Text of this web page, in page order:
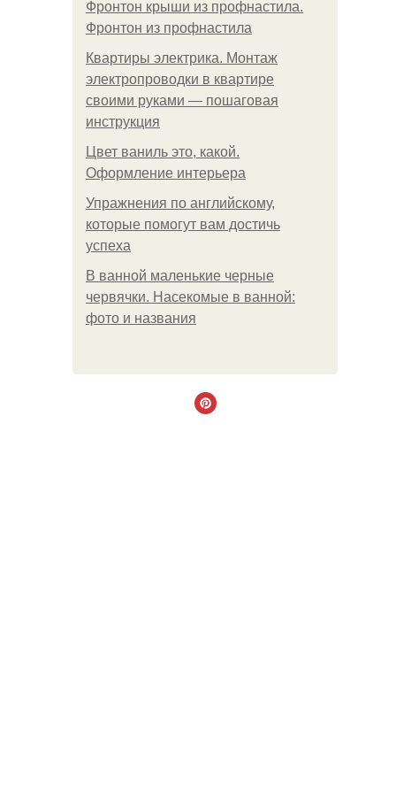
Фронтон крыши из профнастила.
Фронтон из профнастила
Квартиры электрика. Монтаж
электропроводки в квартире
своими руками — пошаговая
инструкция
Цвет ваниль это, какой.
Оформление интерьера
Упражнения по английскому,
которые помогут вам достичь
успеха
В ванной маленькие черные
червячки. Насекомые в ванной:
фото и названия